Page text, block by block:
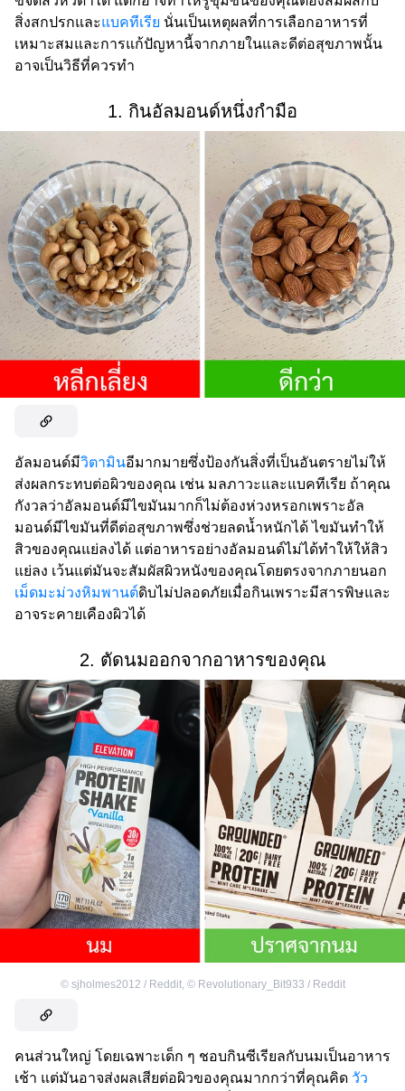
สิ่งสกปรกและแบคทีเรีย นั่นเป็นเหตุผลที่การเลือกอาหารที่
เหมาะสมและการแก้ปัญหานี้จากภายในและดีต่อสุขภาพนั้น
อาจเป็นวิธีที่ควรทำ
1. กินอัลมอนด์หนึ่งกำมือ
อัลมอนด์มีวิตามินอีมากมายซึ่งป้องกันสิ่งที่เป็นอันตรายไม่ให้
ส่งผลกระทบต่อผิวของคุณ เช่น มลภาวะและแบคทีเรีย ถ้าคุณ
กังวลว่าอัลมอนด์มีไขมันมากก็ไม่ต้องห่วงหรอกเพราะอัล
มอนด์มีไขมันที่ดีต่อสุขภาพซึ่งช่วยลดน้ำหนักได้ ไขมันทำให้
สิวของคุณแย่ลงได้ แต่อาหารอย่างอัลมอนด์ไม่ได้ทำให้ให้สิว
แย่ลง เว้นแต่มันจะสัมผัสผิวหนังของคุณโดยตรงจากภายนอก
เม็ดมะม่วงหิมพานต์ดิบไม่ปลอดภัยเมื่อกินเพราะมีสารพิษและ
อาจระคายเคืองผิวได้
2. ตัดนมออกจากอาหารของคุณ
© sjholmes2012 / Reddit, © Revolutionary_Bit933 / Reddit
คนส่วนใหญ่ โดยเฉพาะเด็ก ๆ ชอบกินซีเรียลกับนมเป็นอาหาร
เช้า แต่มันอาจส่งผลเสียต่อผิวของคุณมากกว่าที่คุณคิด วัว